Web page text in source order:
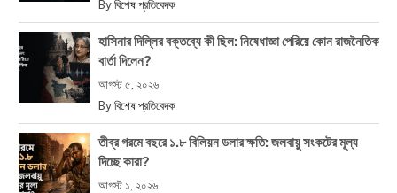
By বিশেষ প্রতিবেদক
হাসিনার দিল্লির বক্তব্যে কী ছিল: নিষেধাজ্ঞা পেরিয়ে কোন রাজনৈতিক
বার্তা দিলেন?
আগস্ট ৫, ২০২৬
By বিশেষ প্রতিবেদক
তীব্র গরমে বছরে ১.৮ বিলিয়ন ডলার ক্ষতি: জলবায়ু সংকটের মূল্য
দিচ্ছে কারা?
আগস্ট ১, ২০২৬